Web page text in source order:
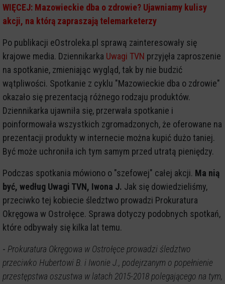
WIĘCEJ: Mazowieckie dba o zdrowie? Ujawniamy kulisy
akcji, na którą zapraszają telemarketerzy
Po publikacji eOstroleka.pl sprawą zainteresowały się
krajowe media. Dziennikarka Uwagi TVN przyjęła zaproszenie
na spotkanie, zmieniając wygląd, tak by nie budzić
wątpliwości. Spotkanie z cyklu "Mazowieckie dba o zdrowie"
okazało się prezentacją różnego rodzaju produktów.
Dziennikarka ujawniła się, przerwała spotkanie i
poinformowała wszystkich zgromadzonych, że oferowane na
prezentacji produkty w internecie można kupić dużo taniej.
Być może uchroniła ich tym samym przed utratą pieniędzy.
Podczas spotkania mówiono o "szefowej" całej akcji. Ma nią
być, według Uwagi TVN, Iwona J. Jak się dowiedzieliśmy,
przeciwko tej kobiecie śledztwo prowadzi Prokuratura
Okręgowa w Ostrołęce. Sprawa dotyczy podobnych spotkań,
które odbywały się kilka lat temu.
- Prokuratura Okręgowa w Ostrołęce prowadzi śledztwo
przeciwko Hubertowi B. i Iwonie J., podejrzanym o popełnienie
przestępstwa oszustwa w latach 2015-2018 polegającego na tym,